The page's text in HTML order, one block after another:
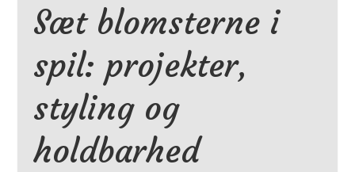
Sæt blomsterne i
spil: projekter,
styling og
holdbarhed